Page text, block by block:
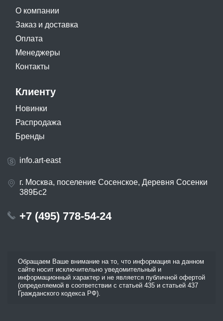
О компании
Заказ и доставка
Оплата
Менеджеры
Контакты
Клиенту
Новинки
Распродажа
Бренды
info.art-east
г. Москва, поселение Сосенское, Деревня Сосенки
389Бс2
+7 (495) 778-54-24
Обращаем Ваше внимание на то, что информация на данном
сайте носит исключительно уведомительный и
информационный характер и не является публичной офертой
(определяемой в соответствии с статьей 435 и статьей 437
Гражданского кодекса РФ).